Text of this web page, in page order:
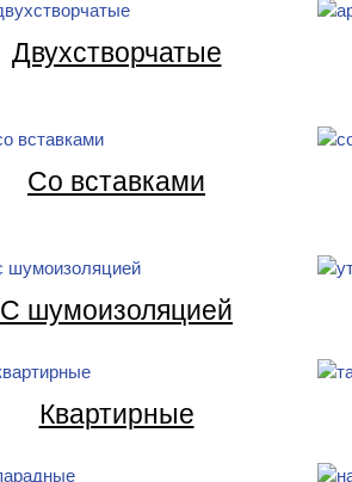
Двухстворчатые
Со вставками
С шумоизоляцией
Квартирные